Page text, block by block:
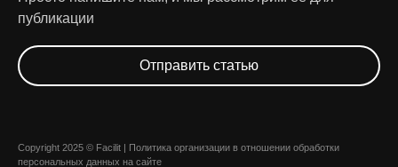
публикации
Отправить статью
Copyright 2025 © Facilit | Политика организации в отношении обработки
персональных данных на сайте